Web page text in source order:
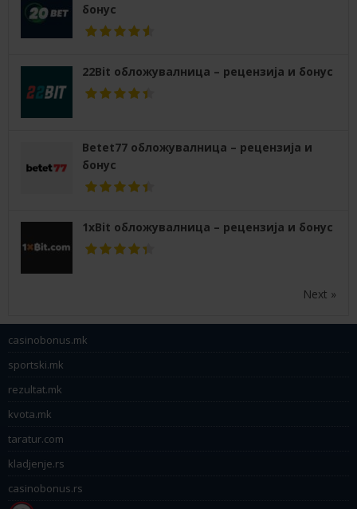
бонус
22Bit обложувалница – рецензија и бонус
Betet77 обложувалница – рецензија и
бонус
1xBit обложувалница – рецензија и бонус
Next »
casinobonus.mk
sportski.mk
rezultat.mk
kvota.mk
taratur.com
kladjenje.rs
casinobonus.rs